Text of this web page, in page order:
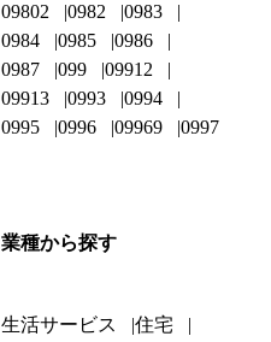
09802
0982
0983
0984
0985
0986
0987
099
09912
09913
0993
0994
0995
0996 09969 0997
業種から探す
生活サービス 住宅